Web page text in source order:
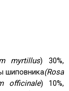
myrtillus) 30%,
шиповника(Rosa
officinale) 10%,